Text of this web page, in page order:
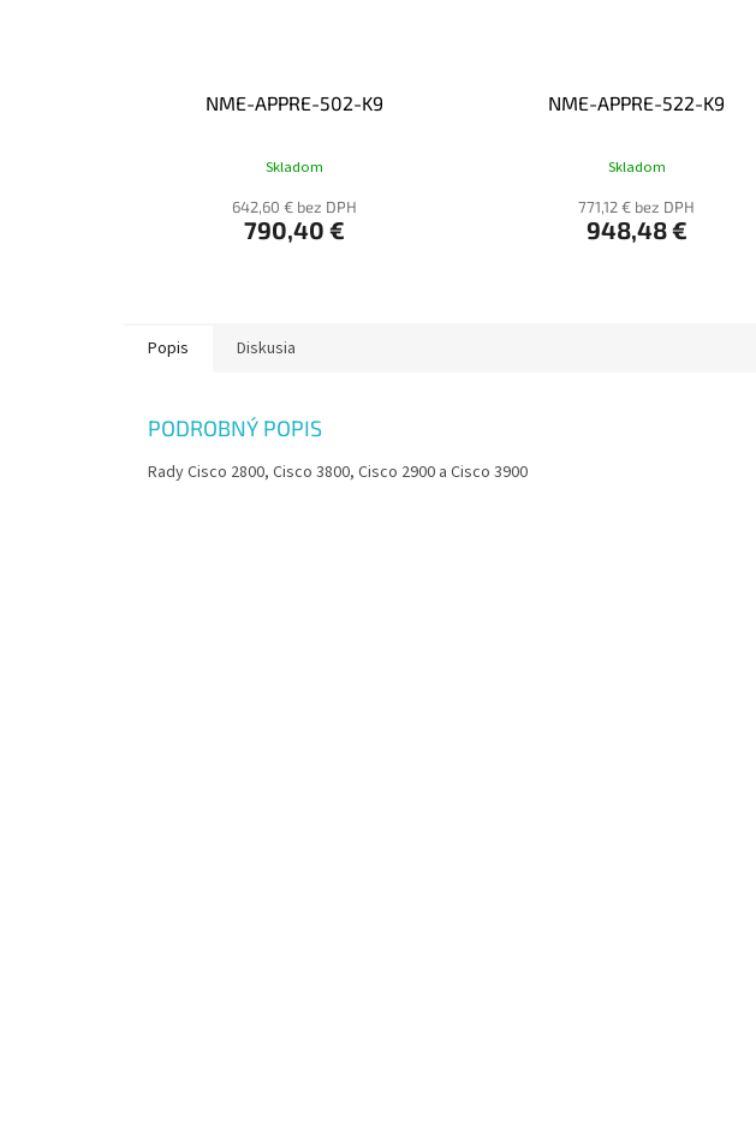
NME-APPRE-502-K9
Skladom
642,60 € bez DPH
790,40 €
NME-APPRE-522-K9
Skladom
771,12 € bez DPH
948,48 €
Popis Diskusia
PODROBNÝ POPIS
Rady Cisco 2800, Cisco 3800, Cisco 2900 a Cisco 3900